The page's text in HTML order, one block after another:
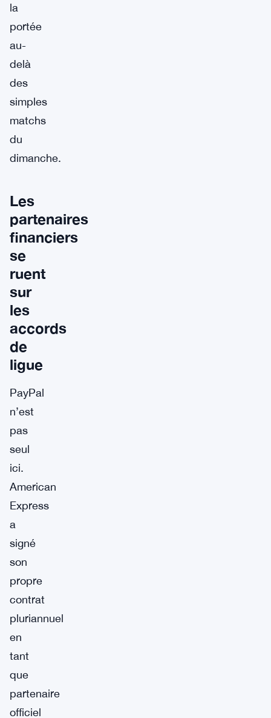
la
portée
au-
delà
des
simples
matchs
du
dimanche.
Les
partenaires
financiers
se
ruent
sur
les
accords
de
ligue
PayPal
n’est
pas
seul
ici.
American
Express
a
signé
son
propre
contrat
pluriannuel
en
tant
que
partenaire
officiel